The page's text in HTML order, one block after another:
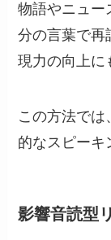
物語やニュー
分の言葉で再
現力の向上に
この方法では
的なスピーキ
影響音読型